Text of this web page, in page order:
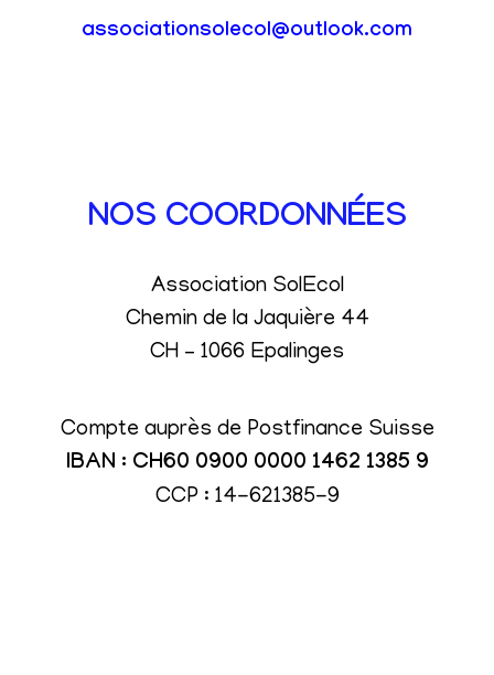
associationsolecol@outlook.com
NOS COORDONNÉES
Association SolEcol
Chemin de la Jaquière 44
CH – 1066 Epalinges
Compte auprès de Postfinance Suisse
IBAN : CH60 0900 0000 1462 1385 9
CCP : 14-621385-9